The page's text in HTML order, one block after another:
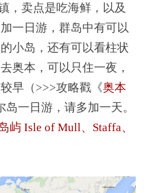
，卖点是吃海鲜，以及
一日游，群岛中有可以
小岛，还有可以看柱状
奥本，可以只住一夜，
早（>>>攻略戳《奥本
一日游，请多加一天。
屿 Isle of Mull、Staffa、